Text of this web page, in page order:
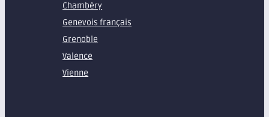
Chambéry
Genevois français
Grenoble
Valence
Vienne